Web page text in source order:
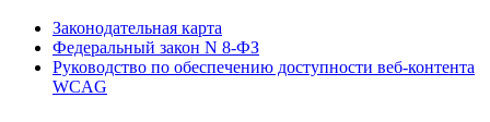
Законодательная карта
Федеральный закон N 8-ФЗ
Руководство по обеспечению доступности веб-контента
WCAG